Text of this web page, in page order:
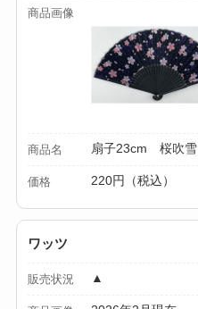
商品画像
商品名 扇子23cm 桜吹雪
価格 220円（税込）
ワッツ
販売状況 ▲